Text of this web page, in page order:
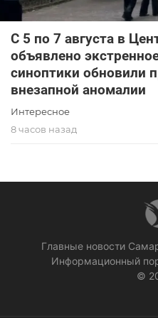
С 5 по 7 августа в
объявлено
синоптики обновили
внезапной аномалии
Интересное
8 часов назад
Главные новости
Информационный
©